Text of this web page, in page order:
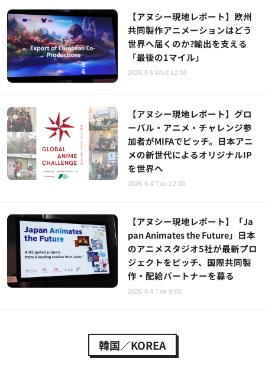
【アヌシー現地レポート】欧州
共同製作アニメーションはどう
世界へ届くのか?輸出を支える
「最後の1マイル」
2026.8.5 Wed 12:00
【アヌシー現地レポート】グロ
ーバル・アニメ・チャレンジ参
加者がMIFAでピッチ。日本アニ
メの新世代によるオリジナルIP
を世界へ
2026.8.4 Tue 12:00
【アヌシー現地レポート】「Ja
pan Animates the Future」日本
のアニメスタジオ5社が最新プロ
ジェクトをピッチ、国際共同製
作・配給パートナーを募る
2026.8.4 Tue 9:00
韓国／KOREA